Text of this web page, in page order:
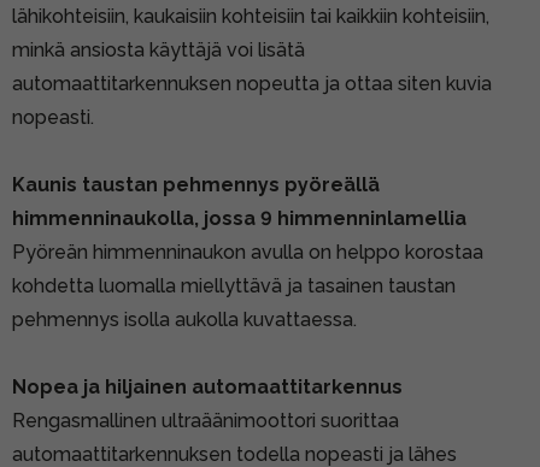
lähikohteisiin, kaukaisiin kohteisiin tai kaikkiin kohteisiin,
minkä ansiosta käyttäjä voi lisätä
automaattitarkennuksen nopeutta ja ottaa siten kuvia
nopeasti.
Kaunis taustan pehmennys pyöreällä
himmenninaukolla, jossa 9 himmenninlamellia
Pyöreän himmenninaukon avulla on helppo korostaa
kohdetta luomalla miellyttävä ja tasainen taustan
pehmennys isolla aukolla kuvattaessa.
Nopea ja hiljainen automaattitarkennus
Rengasmallinen ultraäänimoottori suorittaa
automaattitarkennuksen todella nopeasti ja lähes